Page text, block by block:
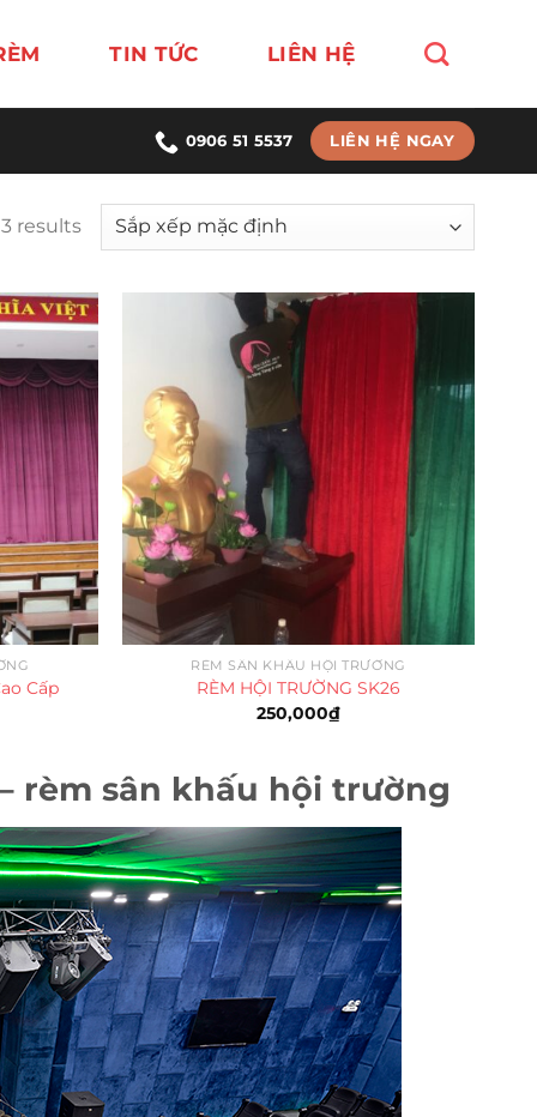
TIN TỨC LIÊN HỆ
0906 51 5537 LIÊN HỆ NGAY
results
rèm sân khấu hội trường
Cấp
RÈM SÂN KHẤU HỘI TRƯỜNG
RÈM HỘI TRƯỜNG SK26
250,000₫